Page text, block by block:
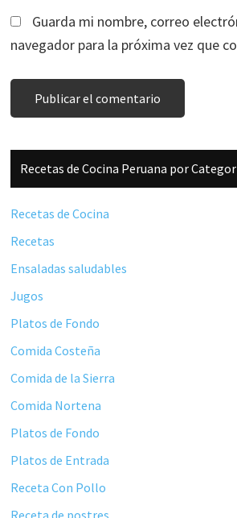
Guarda mi nombre, correo
navegador para la próxima vez que
Barra
lateral
principal
Recetas de Cocina Peruana por
Recetas de Cocina
Recetas
Ensaladas saludables
Jugos
Platos de Fondo
Comida Costeña
Comida de la Sierra
Comida Nortena
Platos de Fondo
Platos de Entrada
Receta Con Pollo